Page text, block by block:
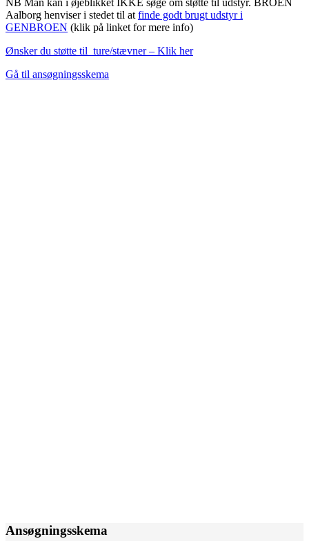
NB Man kan i øjeblikket IKKE søge om støtte til udstyr. BROEN
Aalborg henviser i stedet til at finde godt brugt udstyr i
GENBROEN (klik på linket for mere info)
Ønsker du støtte til ture/stævner – Klik her
Gå til ansøgningsskema
Ansøgningsskema